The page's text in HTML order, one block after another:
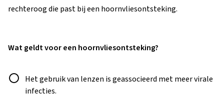
rechteroog die past bij een hoornvliesontsteking.
Wat geldt voor een hoornvliesontsteking?
Antwoord
Het gebruik van lenzen is geassocieerd met meer virale
infecties.